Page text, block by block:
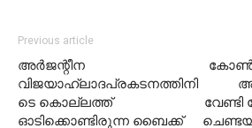
Previous article
അർജന്റീന
വിജയാഹ്ലാദപ്രകടനത്തിനി
ടെ കൊല്ലത്ത്
ഓടിക്കൊണ്ടിരുന്ന ബൈക്ക്
വേണ്ടി